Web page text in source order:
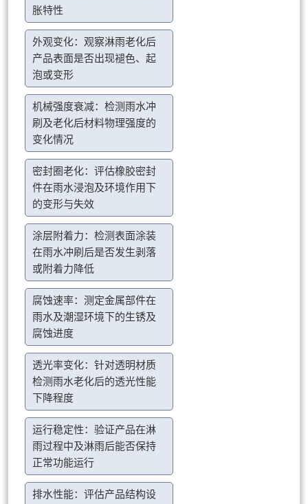
胀特性
外观变化：观察淋雨老化后
产品表面是否出现褪色、起
泡或变形
机械强度衰减：检测雨水冲
刷及老化后材料物理强度的
变化情况
密封圈老化：评估橡胶密封
件在雨水浸泡及环境作用下
的变形与失效
涂层附着力：检测表面涂装
在雨水冲刷后是否发生剥落
或附着力降低
腐蚀速率：测定金属部件在
雨水及潮湿环境下的生锈及
腐蚀进度
透光率变化：针对透明材质
检测雨水老化后的透光性能
下降程度
运行稳定性：验证产品在淋
雨过程中及淋雨后能否保持
正常功能运行
排水性能：评估产品结构设